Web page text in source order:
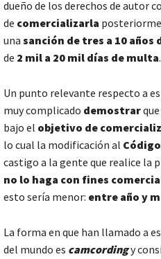
dueño de los derechos de autor
de comercializarla
una sanción de tres a 10 años
de 2 mil a 20 mil días de multa.
Un punto relevante respecto a
muy complicado demostrar
bajo el objetivo de
lo cual la modificación al
castigo a la gente que realice la
no lo haga con fines
esto sería menor: entre año y
La forma en que han llamado a
del mundo es camcordingy